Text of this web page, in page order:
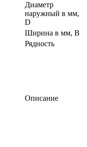
Диаметр
наружный в мм,
D
Ширина в мм, B
Рядность
Описание